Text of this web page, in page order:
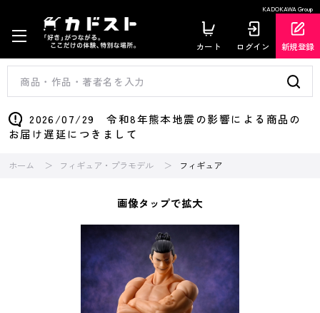
KADOKAWA Group
カート ログイン 新規登録
2026/07/29 令和8年熊本地震の影響による商品の
お届け遅延につきまして
ホーム フィギュア・プラモデル フィギュア
画像タップで拡大